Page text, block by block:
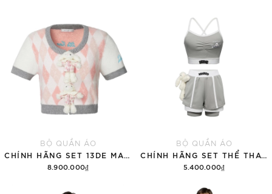
BỘ QUẦN ÁO
8.900.000₫
BỘ QUẦN ÁO
5.400.000₫
Thêm vào giỏ hàng